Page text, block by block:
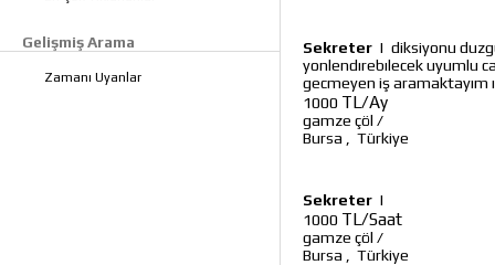
Gelişmiş Arama
Zamanı Uyanlar
Sekreter | diksiyonu
yonlendırebılecek uyumlu
gecmeyen iş aramaktayım
1000 TL/Ay
gamze çöl /
Bursa
Türkiye
Sekreter |
1000 TL/Saat
gamze çöl /
Bursa
Türkiye